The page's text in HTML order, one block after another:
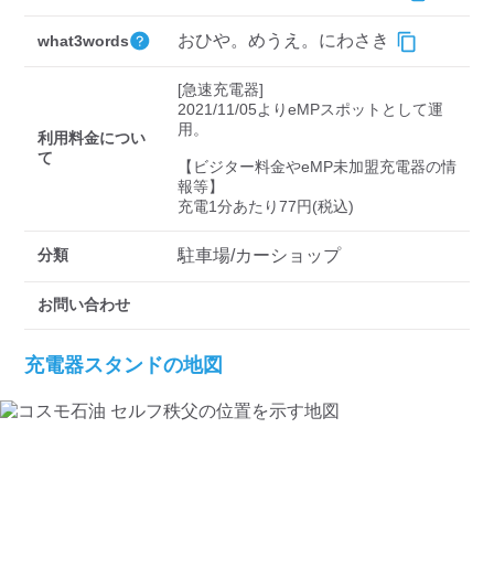
what3words おひや。めうえ。にわさき
利用料金につい
て
[急速充電器]
2021/11/05よりeMPスポットとして運
用。
【ビジター料金やeMP未加盟充電器の情
報等】
充電1分あたり77円(税込)
分類 駐車場/カーショップ
お問い合わせ
充電器スタンドの地図